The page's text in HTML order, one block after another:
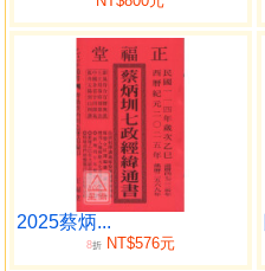
2025蔡炳...
8折NT$576元